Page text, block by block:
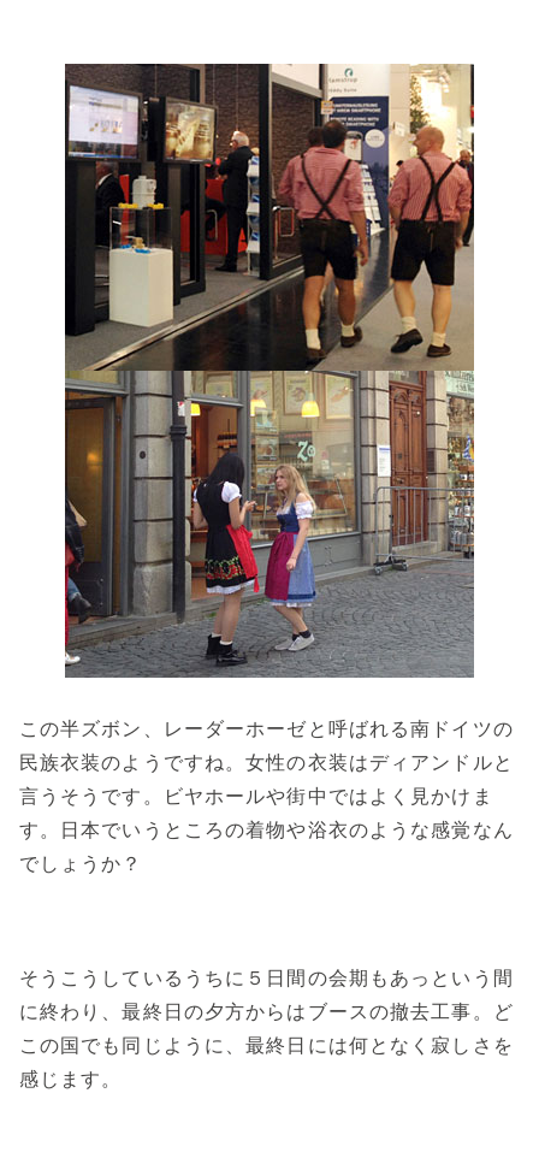
この半ズボン、レーダーホーゼと呼ばれる南ドイツの
民族衣装のようですね。女性の衣装はディアンドルと
言うそうです。ビヤホールや街中ではよく見かけま
す。日本でいうところの着物や浴衣のような感覚なん
でしょうか？
そうこうしているうちに５日間の会期もあっという間
に終わり、最終日の夕方からはブースの撤去工事。ど
この国でも同じように、最終日には何となく寂しさを
感じます。